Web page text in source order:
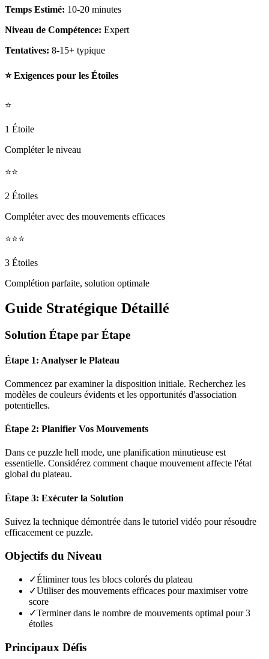
Temps Estimé: 10-20 minutes
Niveau de Compétence: Expert
Tentatives: 8-15+ typique
⭐ Exigences pour les Étoiles
⭐
1 Étoile
Compléter le niveau
⭐⭐
2 Étoiles
Compléter avec des mouvements efficaces
⭐⭐⭐
3 Étoiles
Complétion parfaite, solution optimale
Guide Stratégique Détaillé
Solution Étape par Étape
Étape 1: Analyser le Plateau
Commencez par examiner la disposition initiale. Recherchez les
modèles de couleurs évidents et les opportunités d'association
potentielles.
Étape 2: Planifier Vos Mouvements
Dans ce puzzle hell mode, une planification minutieuse est
essentielle. Considérez comment chaque mouvement affecte l'état
global du plateau.
Étape 3: Exécuter la Solution
Suivez la technique démontrée dans le tutoriel vidéo pour résoudre
efficacement ce puzzle.
Objectifs du Niveau
✓Éliminer tous les blocs colorés du plateau
✓Utiliser des mouvements efficaces pour maximiser votre
score
✓Terminer dans le nombre de mouvements optimal pour 3
étoiles
Principaux Défis